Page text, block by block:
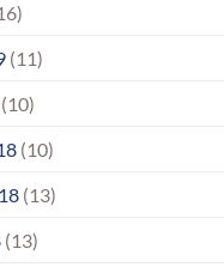
(11)
(10)
(10)
(13)
(13)